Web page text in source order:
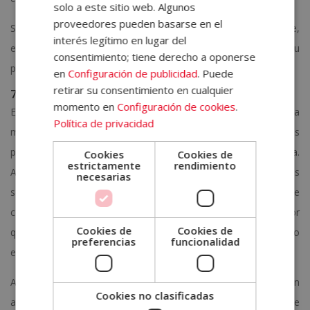
Si te preguntasqué es un outfit, no reflexiones, únicamente,
en torno a la moda. Conócete a ti mismo para encontrar tu
propio estilo.
7. Luce prendas con significado emocional
Existen distintas formas de profundizar en torno al mundo de la
moda. La ropa también está vinculada con los recuerdos
personales. Por ejemplo, quizá tengas una camisa favorita.
Aquella que has lucido en momentos de los que guardas
sensaciones muy agradables. También puede ocurrir que
conserves alguna pieza heredada de un familiar cercano. ¿Por
qué son tan especiales las prendas que poseen un significado
emocional? Porque aportan felicidad.
Algunos de los elementos más especiales de tu vestidor son
aquellos que llevan contigo desde hace años. Forman parte de
solo a este sitio web. Algunos
proveedores pueden basarse en el
interés legítimo en lugar del
consentimiento; tiene derecho a oponerse
enConfiguración de publicidad. Puede
retirar su consentimiento en cualquier
momento enConfiguración de cookies.
Política de privacidad
Cookies
estrictamente
necesarias
Cookies de
rendimiento
Cookies de
preferencias
Cookies de
funcionalidad
Cookies no clasificadas